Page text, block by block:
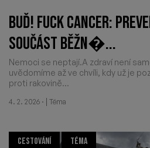
BUĎ! FUCK CANCER:
SOUČÁST BĚŽN�...
Nemoci se neptají.A zdraví není
uvědomíme až ve chvíli, kdy už je
proti rakovině...
4. 2. 2026 · | Téma
CESTOVÁNÍ TÉMA